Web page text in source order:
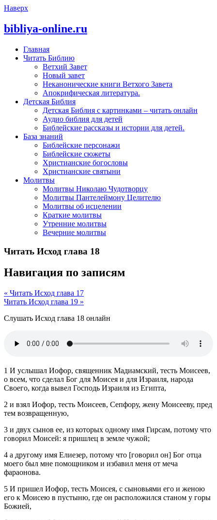
Наверх
bibliya-online.ru
Главная
Читать Библию
Ветхий Завет
Новый завет
Неканонические книги Ветхого Завета
Апокрифическая литература.
Детская Библия
Детская Библия с картинками – читать онлайн
Аудио библия для детей
Библейские рассказы и истории для детей.
База знаний
Библейские персонажи
Библейские сюжеты
Христианские богословы
Христианские святыни
Молитвы
Молитвы Николаю Чудотворцу
Молитвы Пантелеймону Целителю
Молитвы об исцелении
Краткие молитвы
Утренние молитвы
Вечерние молитвы
Читать Исход глава 18
Навигация по записям
« Читать Исход глава 17
Читать Исход глава 19 »
Слушать Исход глава 18 онлайн
1 И услышал Иофор, священник Мадиамский, тесть Моисеев,
о всем, что сделал Бог для Моисея и для Израиля, народа
Своего, когда вывел Господь Израиля из Египта,
2 и взял Иофор, тесть Моисеев, Сепфору, жену Моисееву, пред
тем возвращенную,
3 и двух сынов ее, из которых одному имя Гирсам, потому что
говорил Моисей: я пришлец в земле чужой;
4 а другому имя Елиезер, потому что [говорил он] Бог отца
моего был мне помощником и избавил меня от меча
фараонова.
5 И пришел Иофор, тесть Моисея, с сыновьями его и женою
его к Моисею в пустыню, где он расположился станом у горы
Божией,